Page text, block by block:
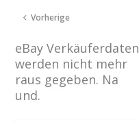
Vorherige
eBay Verkäuferdaten
werden nicht mehr
raus gegeben. Na
und.